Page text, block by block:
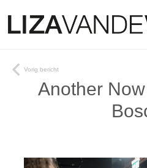
Vorig bericht
Another